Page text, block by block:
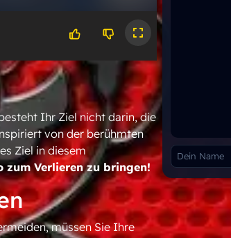
Ihr Ziel nicht darin, die
von der berühmten
Ziel in diesem
zum Verlieren zu bringen!
müssen Sie Ihre